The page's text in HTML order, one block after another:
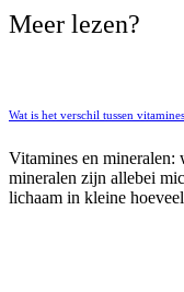
Meer lezen?
Wat is het verschil tussen
Vitamines en mineralen:
mineralen zijn allebei
lichaam in kleine